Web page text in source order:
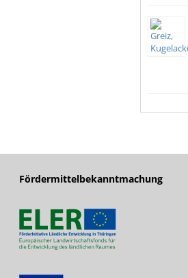
Fördermittelbekanntmachung